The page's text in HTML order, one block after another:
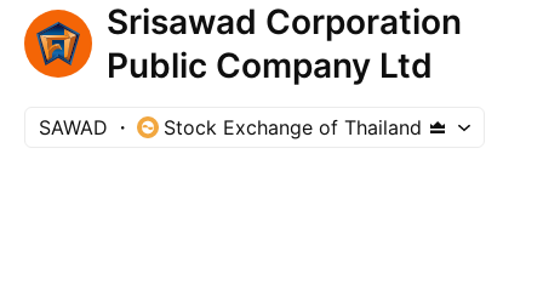
Srisawad Corporation
Public Company Ltd
SAWAD Stock Exchange of Thailand